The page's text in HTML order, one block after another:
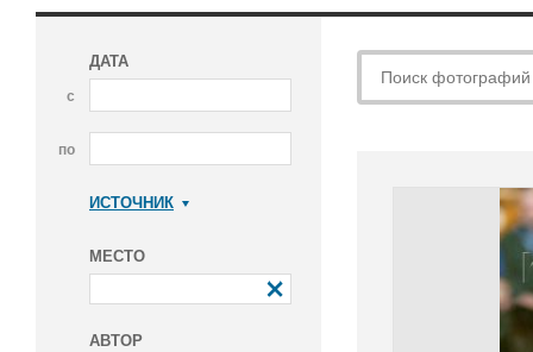
ДАТА
с
по
ИСТОЧНИК
МЕСТО
АВТОР